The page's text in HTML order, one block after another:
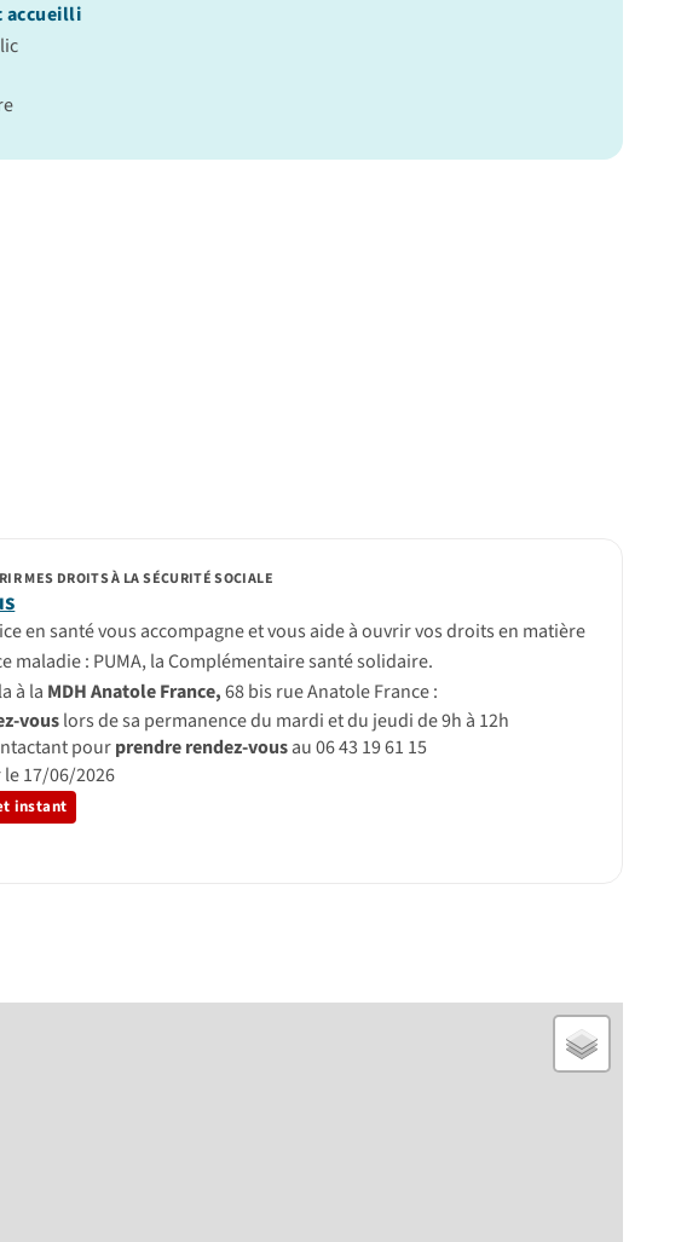
accueilli
MES DROITS À LA SÉCURITÉ SOCIALE
en santé vous accompagne et vous aide à ouvrir vos droits en matière
maladie : PUMA, la Complémentaire santé solidaire.
à la MDH Anatole France,68 bis rue Anatole France :
vouslors de sa permanence du mardi et du jeudi de 9h à 12h
pourprendre rendez-vousau 06 43 19 61 15
le 17/06/2026
instant